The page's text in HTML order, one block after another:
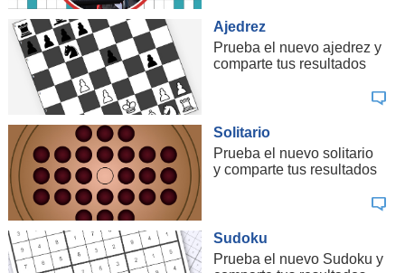
Ajedrez
Prueba el nuevo ajedrez y
comparte tus resultados
Solitario
Prueba el nuevo solitario
y comparte tus resultados
Sudoku
Prueba el nuevo Sudoku y